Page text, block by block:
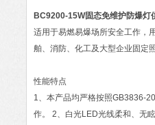
BC9200-15W固态免维护防爆灯
适用于易燃易爆场所安全工作，
舶、消防、化工及大型企业固定
性能特点
1、本产品均严格按照GB3836-
作。 2、白光LED光线柔和、无